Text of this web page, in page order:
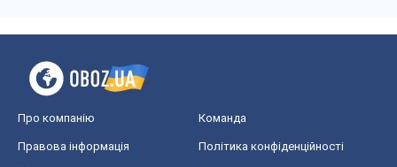
Про компанію Команда
Правова інформація Політика конфіденційності